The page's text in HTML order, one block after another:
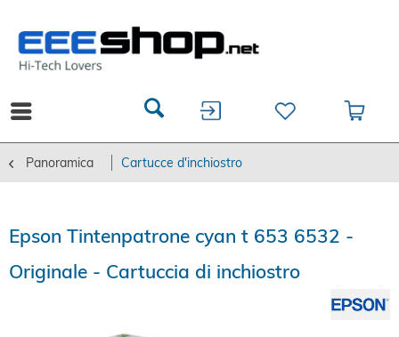
Panoramica Cartucce d'inchiostro
Epson Tintenpatrone cyan t 653 6532 -
Originale - Cartuccia di inchiostro